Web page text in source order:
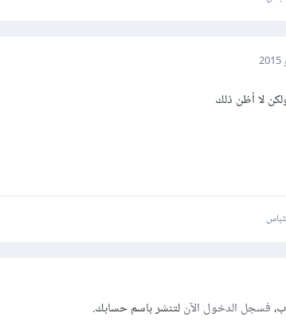
لا أظن ذلك
فسجل الدخول الآنلتنشر باسم حسابك.